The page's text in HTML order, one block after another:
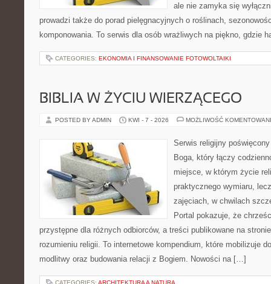
ale nie zamyka się
prowadzi także do porad pielęgnacyjnych o roślinach,
komponowania. To serwis dla osób wrażliwych na piękno, gdzie
CATEGORIES: EKONOMIA I FINANSOWANIE FOTOWOLTAIKI
BIBLIA W ŻYCIU WIERZĄCEGO
POSTED BY ADMIN KWI - 7 - 2026 MOŻLIWOŚĆ
Serwis religijny
Boga, który łączy
miejsce, w którym życie
praktycznego wymiaru,
zajęciach, w chwilach
Portal pokazuje, że
przystępne dla różnych odbiorców, a treści publikowane na
rozumieniu religii. To internetowe kompendium, które mobilizuje
modlitwy oraz budowania relacji z Bogiem. Nowości na […]
CATEGORIES: ARCHITEKTURA A NATURA